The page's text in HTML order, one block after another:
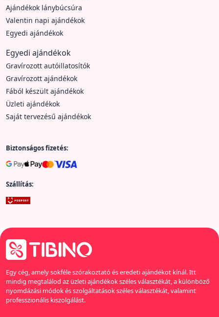
Ajándékok lánybúcsúra
Valentin napi ajándékok
Egyedi ajándékok
Egyedi ajándékok
Gravírozott autóillatosítók
Gravírozott ajándékok
Fából készült ajándékok
Üzleti ajándékok
Saját tervezésű ajándékok
Biztonságos fizetés:
Szállítás:
Egy cég, amely sokféle szórakoztató és eredeti ajándékot kínál. Itt
mindig megtalálod az üzleti ajándékok széles választékát, a különböző
nyomdázási módok és szolgáltatások széles választékát, valamint
professzionális kiszolgálást.